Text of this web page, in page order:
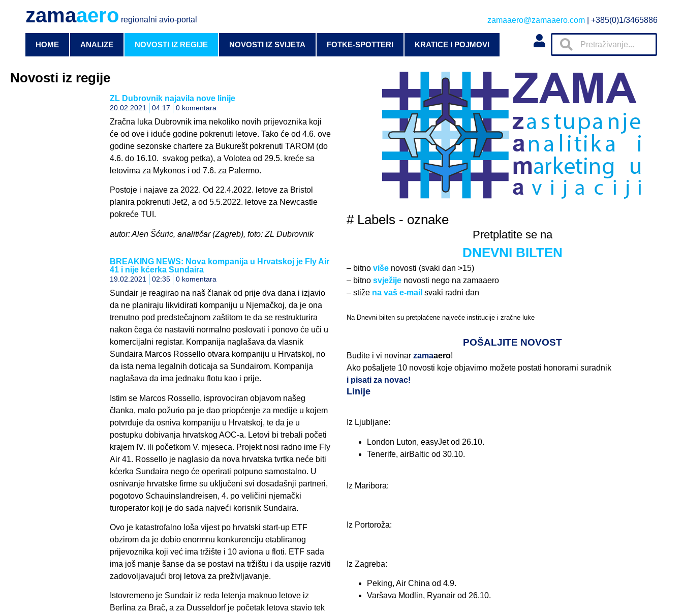
zamaaero regionalni avio-portal zamaaero@zamaaero.com | +385(0)1/3465886
HOME ANALIZE NOVOSTI IZ REGIJE NOVOSTI IZ SVIJETA FOTKE-SPOTTERI KRATICE I POJMOVI
Novosti iz regije
ZL Dubrovnik najavila nove linije
20.02.2021 04:17 0 komentara
Zračna luka Dubrovnik ima nekoliko novih prijevoznika koji
će od ove i iduće godine pokrenuti letove. Tako će od 4.6. ove
godine sezonske chartere za Bukurešt pokrenuti TAROM (do
4.6. do 16.10. svakog petka), a Volotea od 29.5. kreće sa
letovima za Mykonos i od 7.6. za Palermo.
Postoje i najave za 2022. Od 22.4.2022. letove za Bristol
planira pokrenuti Jet2, a od 5.5.2022. letove za Newcastle
pokreće TUI.
autor: Alen Šćuric, analitičar (Zagreb), foto: ZL Dubrovnik
BREAKING NEWS: Nova kompanija u Hrvatskoj je Fly Air
41 i nije kćerka Sundaira
19.02.2021 02:35 0 komentara
Sundair je reagirao na naš članak od prije dva dana i izjavio
da ne planiraju likvidirati kompaniju u Njemačkoj, da je ona
trenutno pod predstečajnom zaštitom te da se restrukturira
nakon čega će nastaviti normalno poslovati i ponovo će uči u
komercijalni registar. Kompanija naglašava da vlasnik
Sundaira Marcos Rossello otvara kompaniju u Hrvatskoj, no
da ista nema legalnih doticaja sa Sundairom. Kompanija
naglašava da ima jednaku flotu kao i prije.
Istim se Marcos Rossello, isprovociran objavom našeg
članka, malo požurio pa je dao priopćenje za medije u kojem
potvrđuje da osniva kompaniju u Hrvatskoj, te da je u
postupku dobivanja hrvatskog AOC-a. Letovi bi trebali početi
krajem IV. ili početkom V. mjeseca. Projekt nosi radno ime Fly
Air 41. Rossello je naglasio da nova hrvatska tvrtka neće biti
kćerka Sundaira nego će operirati potpuno samostalno. U
osnivanje hrvatske firme su uključeni svi dosadašnji partneri,
pogotovo Schauinslandreisen, 4. po veličini njemački
turoperator koji je do sada najveći korisnik Sundaira.
Ovo je katastrofalno loša vijest po hrvatski start-up ETF
obzirom da je dobio enormnu konkurenciju etabliranog
prijevoznika koji već ima tržište i 10 aviona u floti. ETF sada
ima još manje šanse da se postavi na tržištu i da uspije razviti
zadovoljavajući broj letova za preživljavanje.
Istovremeno je Sundair iz reda letenja maknuo letove iz
Berlina za Brač, a za Dusseldorf je početak letova stavio tek
# Labels - oznake
Pretplatite se na
DNEVNI BILTEN
– bitno više novosti (svaki dan >15)
– bitno svježije novosti nego na zamaaero
– stiže na vaš e-mail svaki radni dan
Na Dnevni bilten su pretplaćene najveće institucije i zračne luke
POŠALJITE NOVOST
Budite i vi novinar zamaaero!
Ako pošaljete 10 novosti koje objavimo možete postati honorarni suradnik
i pisati za novac!
Linije
Iz Ljubljane:
London Luton, easyJet od 26.10.
Tenerife, airBaltic od 30.10.
Iz Maribora:
Iz Portoroža:
Iz Zagreba:
Peking, Air China od 4.9.
Varšava Modlin, Ryanair od 26.10.